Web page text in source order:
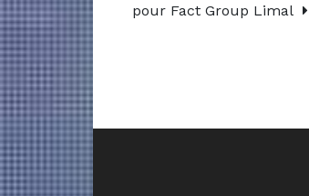
pour Fact Group Limal